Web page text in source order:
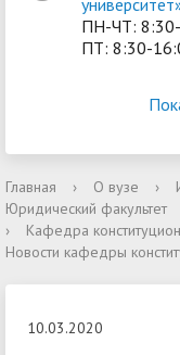
ПН-ЧТ:
ПТ: 8:30-
Главная › О вузе ›
Юридический факультет
›
Кафедра
Новости кафедры
10.03.2020